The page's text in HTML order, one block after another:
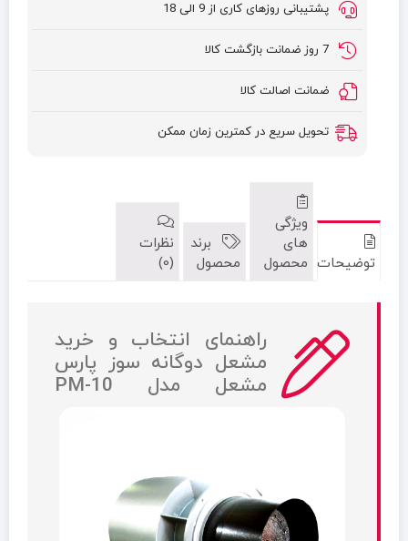
پشتیبانی روزهای کاری از 9 الی 18
7 روز ضمانت بازگشت کالا
ضمانت اصالت کالا
تحویل سریع در کمترین زمان ممکن
توضیحات
ویژگی
های
محصول
برند
محصول
نظرات
(0)
راهنمای انتخاب و خرید
مشعل دوگانه سوز پارس
مشعل مدل PM-10